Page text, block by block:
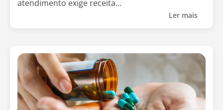
atendimento exige receita...
Ler mais